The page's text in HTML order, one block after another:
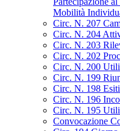
Mobilità
Circ. N. 207
Circ. N. 204
Circ. N. 203
Circ. N. 202
Circ. N. 200
Circ. N. 199
Circ. N. 198
Circ. N. 196
Circ. N. 195
Convocazione